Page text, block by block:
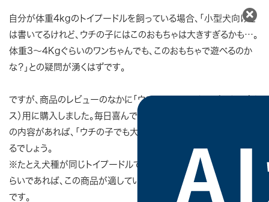
自分が体重4kgのトイプードルを飼っている場合、「小型犬向けと
は書いてるけれど、ウチの子にはこのおもちゃは大きすぎるかも…。
体重3～4Kgぐらいのワンちゃんでも、このおもちゃで遊べるのか
な？」との疑問が湧くはずです。
ですが、商品のレビューのなかに「ウチの3.5Kgのトイプードル（オ
ス）用に購入しました。毎日喜んでこのおもちゃで遊んでいます」と
の内容があれば、「ウチの子でも大丈夫そうだ」と疑問を解消でき
るでしょう。
※たとえ犬種が同じトイプードルで合致しなくても、体重が同じぐ
らいであれば、この商品が適しているかどうかの類推は可能なはず
です。